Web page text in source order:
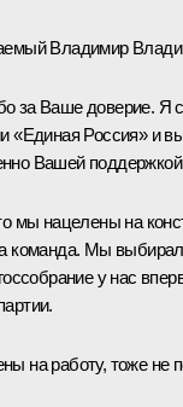
Владимир
за Ваше доверие. Я
«Единая Россия» и
Вашей
мы нацелены на
команда. Мы
у нас
на работу, тоже не